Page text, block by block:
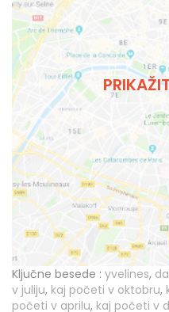
Ključne besede : yvelines,
v juliju, kaj početi v oktobru,
početi v aprilu, kaj početi v